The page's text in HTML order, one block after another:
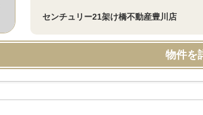
センチュリー21架け橋不動産豊川店
物件を